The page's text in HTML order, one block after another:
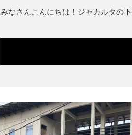
みなさんこんにちは！ジャカルタの